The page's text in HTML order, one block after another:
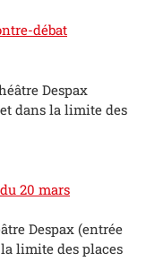
débat
Despax
dans la limite des
20 mars
Despax (entrée
limite des places